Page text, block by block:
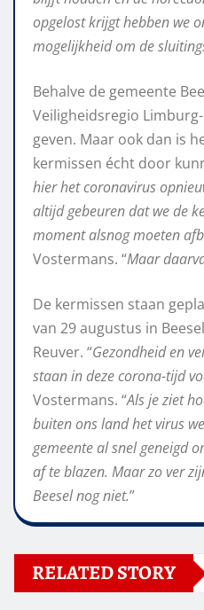
opgelost krijgt hebben we
mogelijkheid om de
Behalve de gemeente
Veiligheidsregio
geven. Maar ook dan is
kermissen écht door
hier het coronavirus
altijd gebeuren dat we de
moment alsnog moeten
Vostermans. “Maar
De kermissen staan
van 29 augustus in
Reuver. “Gezondheid en
staan in deze corona-tijd
Vostermans. “Als je ziet
buiten ons land het virus
gemeente al snel geneigd
af te blazen. Maar zo ver
Beesel nog niet.”
RELATED STORY